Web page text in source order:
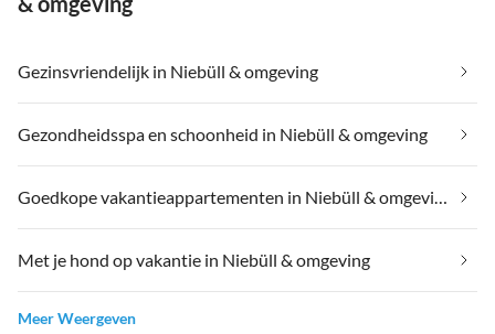
Gezinsvriendelijk in Niebüll & omgeving
Gezondheidsspa en schoonheid in Niebüll & omgeving
Goedkope vakantieappartementen in Niebüll & omgeving
Met je hond op vakantie in Niebüll & omgeving
Meer Weergeven